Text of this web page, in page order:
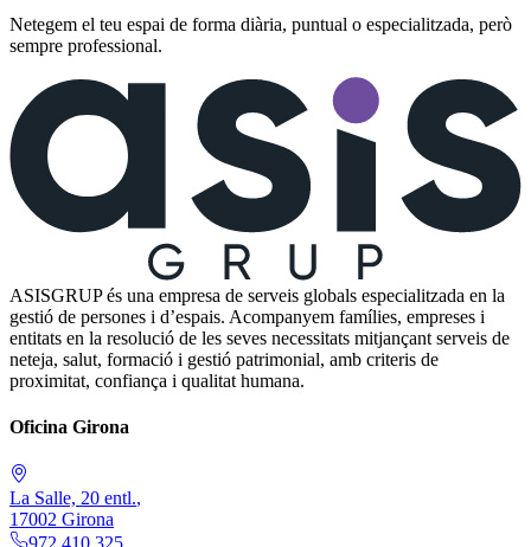
Netegem el teu espai de forma diària, puntual o especialitzada, però
sempre professional.
ASISGRUP és una empresa de serveis globals especialitzada en la
gestió de persones i d’espais. Acompanyem famílies, empreses i
entitats en la resolució de les seves necessitats mitjançant serveis de
neteja, salut, formació i gestió patrimonial, amb criteris de
proximitat, confiança i qualitat humana.
Oficina Girona
La Salle, 20 entl.,
17002 Girona
972 410 325